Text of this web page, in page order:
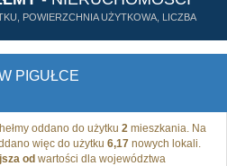
POWIERZCHNIA UŻYTKOWA, LICZBA
PIGUŁCE
oddano do użytku 2 mieszkania. Na
więc do użytku 6,17 nowych lokali.
od wartości dla województwa